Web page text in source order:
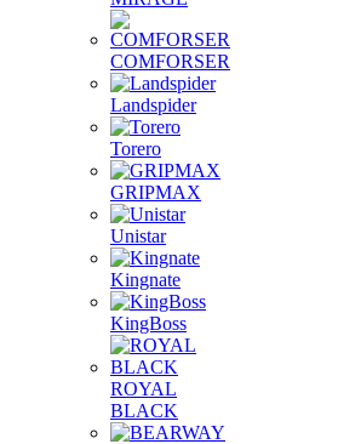
COMFORSER
Landspider
Torero
GRIPMAX
Unistar
Kingnate
KingBoss
ROYAL
BLACK